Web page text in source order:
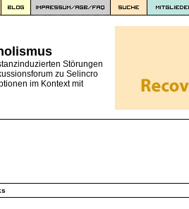
Störungen
zu Selincro
im Kontext mit